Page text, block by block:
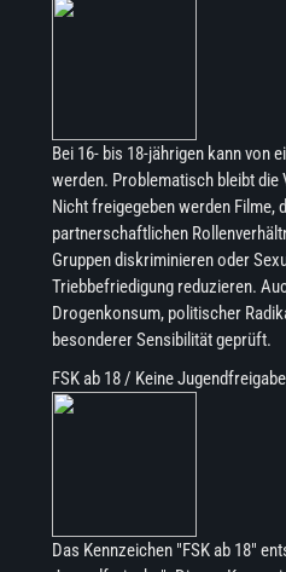
Bei 16- bis 18-jährigen kann von
werden. Problematisch bleibt
Nicht freigegeben werden Filme,
partnerschaftlichen
Gruppen diskriminieren oder
Triebbefriedigung reduzieren.
Drogenkonsum, politischer
besonderer Sensibilität geprüft.
FSK ab 18 / Keine Jugendfreigabe
Das Kennzeichen "FSK ab 18"